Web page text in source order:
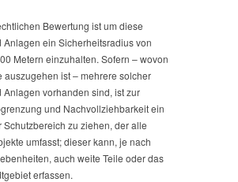
Bewertung ist um diese
Anlagen ein Sicherheitsradius von
Metern einzuhalten. Sofern – wovon
auszugehen ist – mehrere solcher
Anlagen vorhanden sind, ist zur
und Nachvollziehbarkeit ein
Schutzbereich zu ziehen, der alle
umfasst; dieser kann, je nach
auch weite Teile oder das
erfassen.